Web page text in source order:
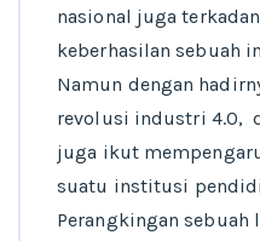
nasional juga
keberhasilan sebuah
Namun dengan
revolusi industri 4.0,
juga ikut
suatu institusi
Perangkingan